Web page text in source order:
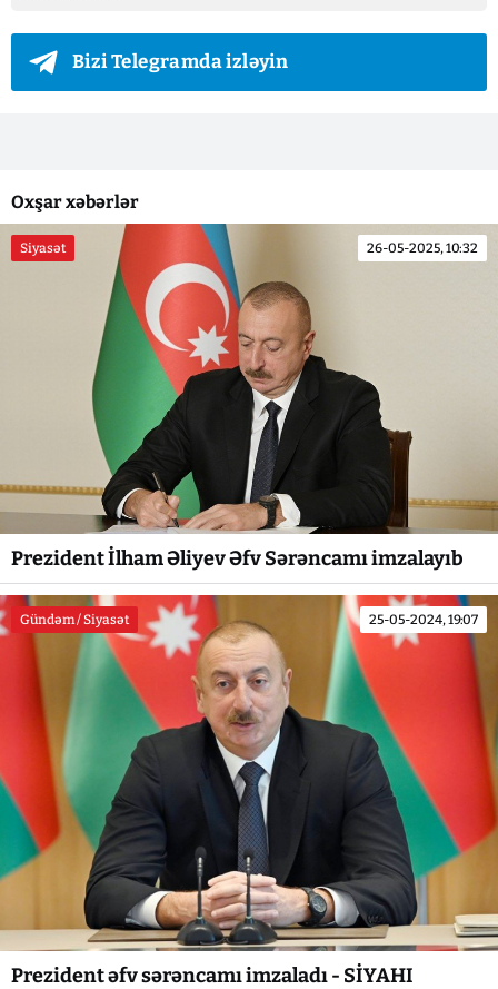
Bizi Telegramda izləyin
Oxşar xəbərlər
Siyasət 26-05-2025, 10:32
Prezident İlham Əliyev Əfv Sərəncamı imzalayıb
Gündəm / Siyasət 25-05-2024, 19:07
Prezident əfv sərəncamı imzaladı - SİYAHI